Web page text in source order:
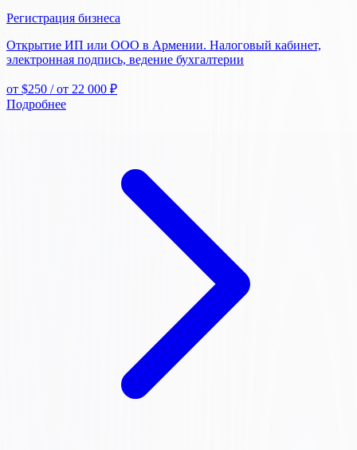
Регистрация бизнеса
Открытие ИП или ООО в Армении. Налоговый кабинет,
электронная подпись, ведение бухгалтерии
от $250 / от 22 000 ₽
Подробнее